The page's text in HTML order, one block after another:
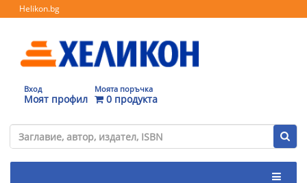
Helikon.bg
Вход
Моят профил
Моята поръчка
0 продукта